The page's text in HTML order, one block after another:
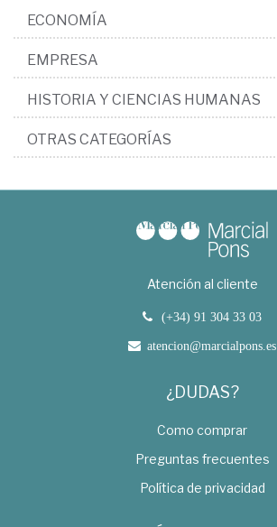
ECONOMÍA
EMPRESA
HISTORIA Y CIENCIAS HUMANAS
OTRAS CATEGORÍAS
Atención al cliente
(+34) 91 304 33 03
atencion@marcialpons.es
¿DUDAS?
Como comprar
Preguntas frecuentes
Política de privacidad